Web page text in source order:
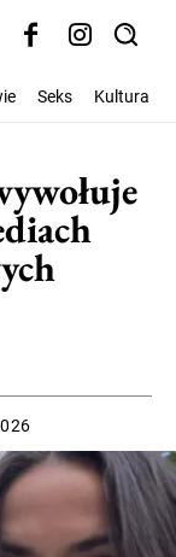
Seks Kultura